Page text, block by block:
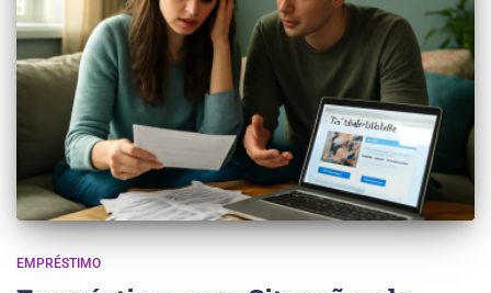
EMPRÉSTIMO